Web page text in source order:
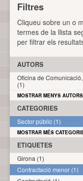
Filtres
Cliqueu sobre un o
termes de la llista
per filtrar els
AUTORS
Oficina de
(1)
MOSTRAR MENYS AUTORS
CATEGORIES
Sector públic (1)
MOSTRAR MÉS
ETIQUETES
Girona (1)
Contractació menor (1)